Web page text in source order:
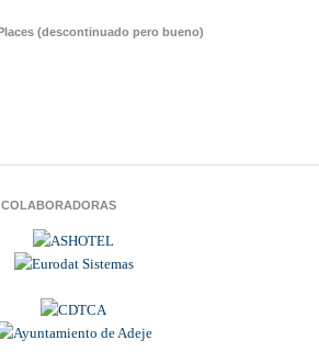
(descontinuado pero bueno)
COLABORADORAS